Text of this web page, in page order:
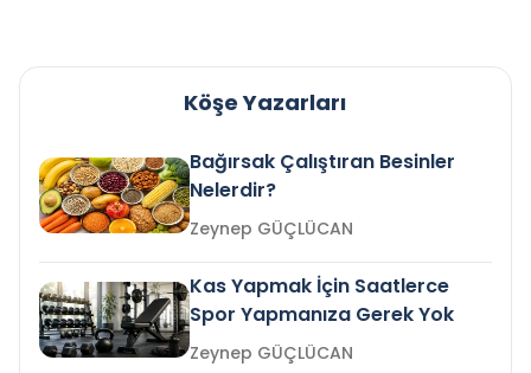
Köşe Yazarları
Bağırsak Çalıştıran Besinler
Nelerdir?
Zeynep GÜÇLÜCAN
Kas Yapmak İçin Saatlerce
Spor Yapmanıza Gerek Yok
Zeynep GÜÇLÜCAN